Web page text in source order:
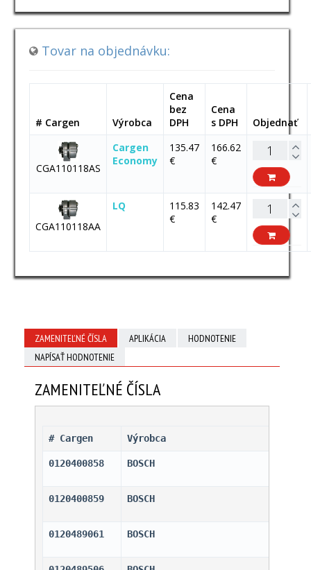
Tovar na objednávku:
# Cargen Výrobca
Cena
bez
DPH
Cena
s DPH
Objednať
CGA110118AS
Cargen
Economy
135.47
€
166.62
€
CGA110118AA
LQ
115.83
€
142.47
€
ZAMENITEĽNÉ ČÍSLA APLIKÁCIA
HODNOTENIE
NAPÍSAŤ HODNOTENIE
ZAMENITEĽNÉ ČÍSLA
# Cargen Výrobca
0120400858 BOSCH
0120400859 BOSCH
0120489061 BOSCH